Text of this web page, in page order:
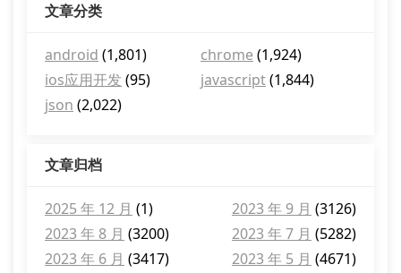
文章分类
android (1,801) chrome (1,924)
ios应用开发 (95) javascript(1,844)
json (2,022)
文章归档
2025 年 12 月 (1) 2023 年 9 月 (3126)
2023 年 8 月 (3200) 2023 年 7 月 (5282)
2023 年 6 月 (3417) 2023 年 5 月 (4671)